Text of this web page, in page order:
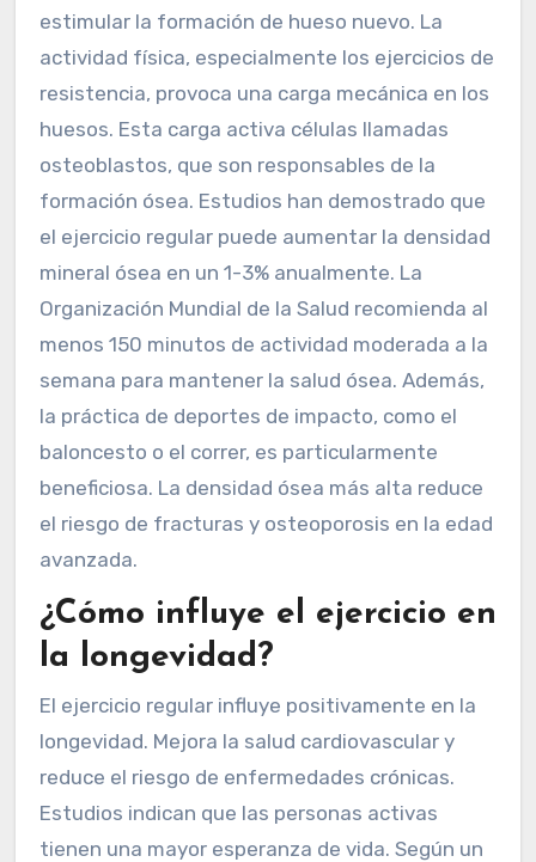
estimular la formación de hueso nuevo. La
actividad física, especialmente los ejercicios de
resistencia, provoca una carga mecánica en los
huesos. Esta carga activa células llamadas
osteoblastos, que son responsables de la
formación ósea. Estudios han demostrado que
el ejercicio regular puede aumentar la densidad
mineral ósea en un 1-3% anualmente. La
Organización Mundial de la Salud recomienda al
menos 150 minutos de actividad moderada a la
semana para mantener la salud ósea. Además,
la práctica de deportes de impacto, como el
baloncesto o el correr, es particularmente
beneficiosa. La densidad ósea más alta reduce
el riesgo de fracturas y osteoporosis en la edad
avanzada.
¿Cómo influye el ejercicio en
la longevidad?
El ejercicio regular influye positivamente en la
longevidad. Mejora la salud cardiovascular y
reduce el riesgo de enfermedades crónicas.
Estudios indican que las personas activas
tienen una mayor esperanza de vida. Según un